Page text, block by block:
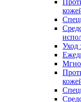
Уход